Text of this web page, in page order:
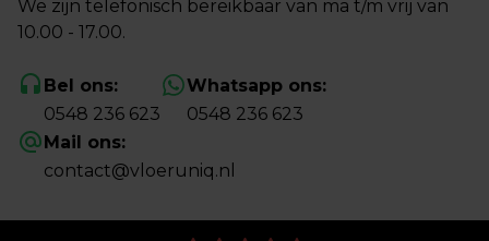
We zijn telefonisch bereikbaar van ma t/m vrij van
10.00 - 17.00.
Bel ons:
0548 236 623
Whatsapp ons:
0548 236 623
Mail ons:
contact@vloeruniq.nl